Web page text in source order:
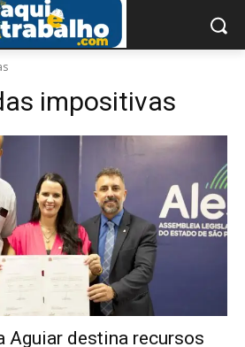
impositivas
Aguiar destina recursos